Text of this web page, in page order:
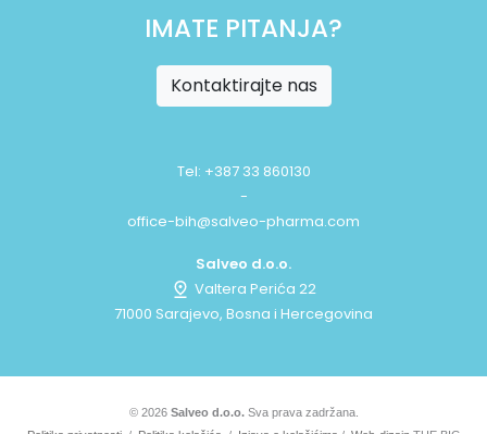
IMATE PITANJA?
Kontaktirajte nas
Tel: +387 33 860130
-
office-bih@salveo-pharma.com
Salveo d.o.o.
Valtera Perića 22
71000 Sarajevo, Bosna i Hercegovina
© 2026 Salveo d.o.o.Sva prava zadržana.